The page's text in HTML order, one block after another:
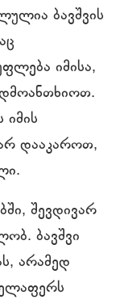
ბავშვის
იმისა,
იმის
დააკაროთ,
შევდივარ
ბავშვი
არამედ